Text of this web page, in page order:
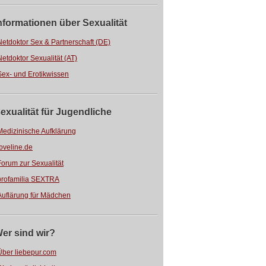
über Sexualität
Sex & Partnerschaft (DE)
Sexualität (AT)
und Erotikwissen
für Jugendliche
Aufklärung
zur Sexualität
SEXTRA
für Mädchen
sind wir?
liebepur.com